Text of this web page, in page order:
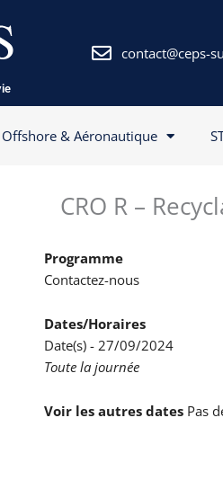
contact@ceps-
Offshore & Aéronautique
CRO R –
Programme
Contactez-nous
Dates/Horaires
Date(s) - 27/09/2024
Toute la journée
Voir les autres dates Pas